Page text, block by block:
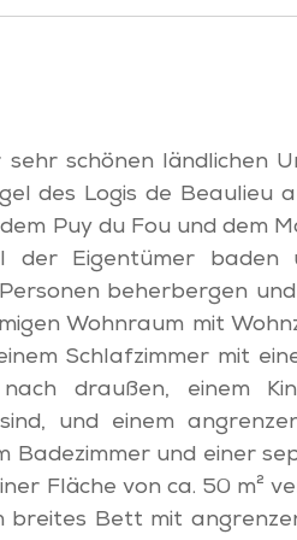
schönen ländlichen
des Logis de Beaulieu
Puy du Fou und dem
der Eigentümer baden
beherbergen
Wohnraum mit
Schlafzimmer mit
draußen, einem
und einem
Badezimmer und einer
Fläche von ca. 50 m²
Bett mit